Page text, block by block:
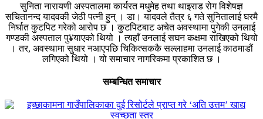
सुनिता नारायणी अस्पतालमा कार्यरत मधुमेह तथा थाइराड रोग विशेषज्ञ
सचितानन्द यादवकी जेठी पत्नी हुन् । डा। यादवले तैत्र ६ गते सुनितालाई घरमै
निर्घात कुटपिट गरेको आरोप छ । कुटपिटबाट अचेत अवस्थामा पुगेकी उनलाई
गण्डकी अस्पताल पु¥याएको थियो । त्यहाँ उनलाई सघन कक्षमा राखिएको थियो
। तर, अवस्थामा सुधार नआएपछि चिकित्सककै सल्लाहमा उनलाई काठमाडौं
लगिएको थियो । यो समाचार नागरिकमा प्रकाशित छ ।
सम्बन्धित समाचार